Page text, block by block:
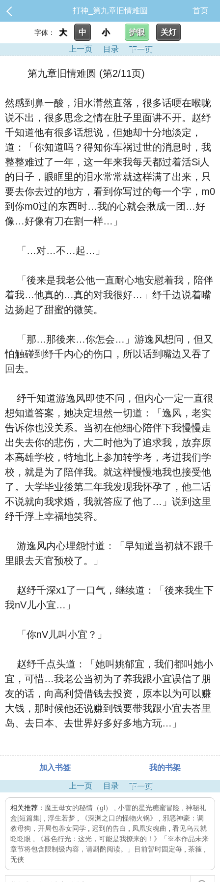
打神_第九章旧情难圆 首页
字体： 大 中 小 护眼
关灯
上一页
目录 下一页
第九章旧情难圆 (第2/11页)
然感到鼻一酸，泪水潸然直落，很多话哽在喉咙
说不出，很多思念之情在肚子里面讲不开。赵纾
千知道他有很多话想说，但她却十分地淡定，
道：「你知道吗？得知你车祸过世的消息时，我
整整难过了一年，这一年来我每天都过着活Si人
的日子，眼眶里的泪水常常就这样满了出来，只
要去你去过的地方，看到你写过的每一个字，m0
到你m0过的东西时…我的心就会揪成一团…好
像…好像有刀在割一样…」
「…对…不…起…」
「後来是我老公他一直耐心地安慰着我，陪伴
着我…他真的…真的对我很好…」纾千边说着嘴
边扬起了甜蜜的微笑。
「那…那後来…你怎会…」游逸风想问，但又
怕触碰到纾千内心的伤口，所以话到嘴边又吞了
回去。
纾千知道游逸风即使不问，但内心一定一直很
想知道答案，她决定坦然一切道：「逸风，老实
告诉你也没关系。当初在他细心陪伴下我慢慢走
出失去你的悲伤，大二时他为了追求我，放弃原
本高雄学校，特地北上参加转学考，考进我们学
校，就是为了陪伴我。就这样慢慢地我也接受他
了。大学毕业後第二年我发现我怀孕了，他二话
不说就向我求婚，我就答应了他了…」说到这里
纾千浮上幸福地笑容。
游逸风内心埋怨忖道：「早知道当初就不跟千
里眼去天官预校了。」
赵纾千深x1了一口气，继续道：「後来我生下
我nV儿小宜…」
「你nV儿叫小宜？」
赵纾千点头道：「她叫姚郁宜，我们都叫她小
宜，可惜…我老公当初为了养我跟小宜误信了朋
友的话，向高利贷借钱去投资，原本以为可以赚
大钱，那时候他还说赚到钱要带我跟小宜去峇里
岛、去日本、去世界好多好多地方玩…」
加入书签 我的书架
上一页 目录 下一页
相关推荐： 魔王母女的秘情（gl） 小蕾的星光糖蜜冒险
神秘礼
盒[短篇集]
浮生若梦 《深渊之口的怪物火锅》
邪恶神豪：调
教母狗，开局包养女同学
迟到的告白 凤凰安魂曲
看见乌云就
眨眨眼
《暮色行光：这光，可能是我撩来的！》「※本作品未来
章节将包含限制级内容，请斟酌阅读。」目前暂时固定每
茶箍
无侠